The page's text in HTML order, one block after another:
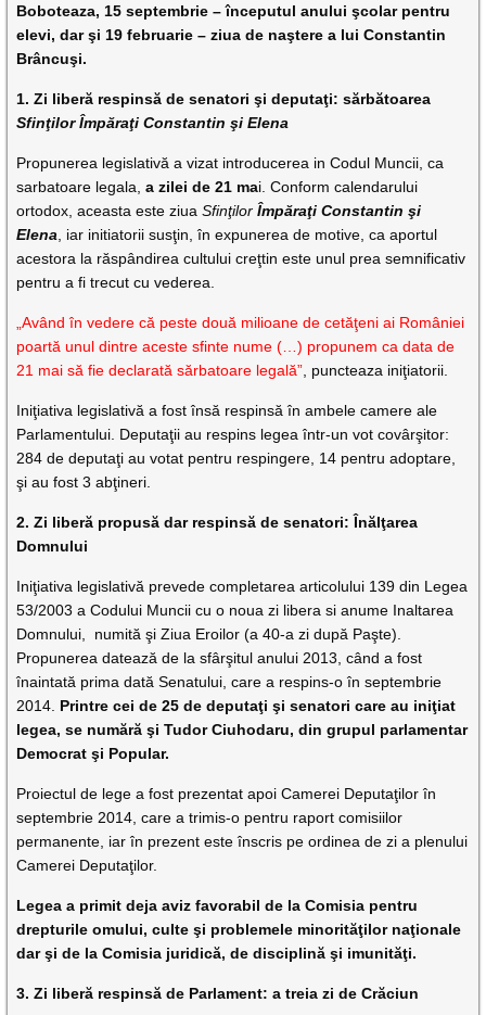
Boboteaza, 15 septembrie – începutul anului şcolar pentru
elevi, dar şi 19 februarie – ziua de naştere a lui Constantin
Brâncuşi.
1. Zi liberă respinsă de senatori şi deputaţi: sărbătoarea
Sfinţilor Împăraţi Constantin şi Elena
Propunerea legislativă a vizat introducerea in Codul Muncii, ca
sarbatoare legala, a zilei de 21 mai. Conform calendarului
ortodox, aceasta este ziuaSfinţilorÎmpăraţi Constantin şi
Elena , iar initiatorii susţin, în expunerea de motive, ca aportul
acestora la răspândirea cultului creţtin este unul prea semnificativ
pentru a fi trecut cu vederea.
„Având în vedere că peste două milioane de cetăţeni ai României
poartă unul dintre aceste sfinte nume (…) propunem ca data de
21 mai să fie declarată sărbatoare legală” , puncteaza iniţiatorii.
Iniţiativa legislativă a fost însă respinsă în ambele camere ale
Parlamentului. Deputaţii au respins legea într-un vot covârşitor:
284 de deputaţi au votat pentru respingere, 14 pentru adoptare,
şi au fost 3 abţineri.
2. Zi liberă propusă dar respinsă de senatori: Înălţarea
Domnului
Iniţiativa legislativă prevede completarea articolului 139 din Legea
53/2003 a Codului Muncii cu o noua zi libera si anume Inaltarea
Domnului,
numită şi Ziua Eroilor (a 40-a zi după Paşte).
Propunerea datează de la sfârşitul anului 2013, când a fost
înaintată prima dată Senatului, care a respins-o în septembrie
2014. Printre cei de 25 de deputaţi şi senatori care au iniţiat
legea, se numără şi Tudor Ciuhodaru, din grupul parlamentar
Democrat şi Popular.
Proiectul de lege a fost prezentat apoi Camerei Deputaţilor în
septembrie 2014, care a trimis-o pentru raport comisiilor
permanente, iar în prezent este înscris pe ordinea de zi a plenului
Camerei Deputaţilor.
Legea a primit deja aviz favorabil de la Comisia pentru
drepturile omului, culte şi problemele minorităţilor naţionale
dar şi de la Comisia juridică, de disciplină şi imunităţi.
3. Zi liberă respinsă de Parlament: a treia zi de Crăciun